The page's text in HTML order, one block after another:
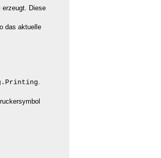
erzeugt. Diese
das aktuelle